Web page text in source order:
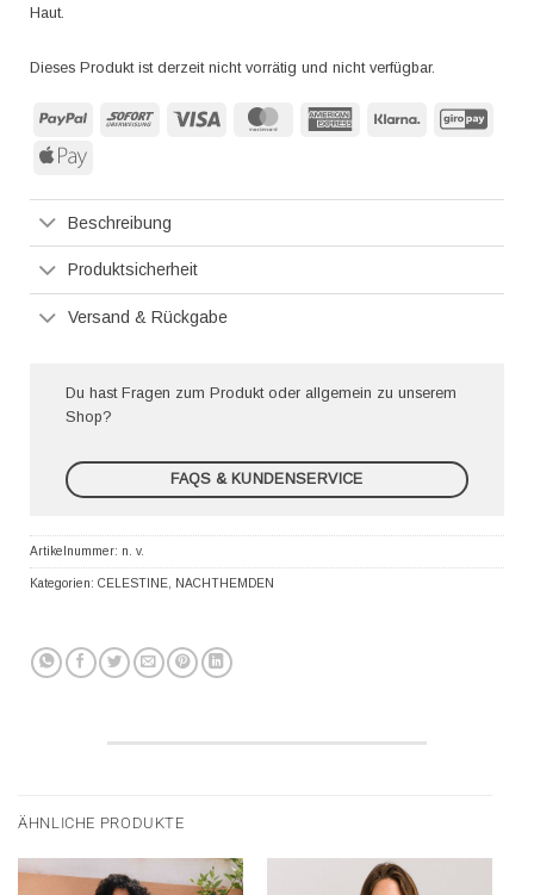
Haut.
Dieses Produkt ist derzeit nicht vorrätig und nicht verfügbar.
PayPal Sofort MasterCard American
Klarna
Apple
Beschreibung
Produktsicherheit
Versand & Rückgabe
Du hast Fragen zum Produkt oder allgemein zu unserem
Shop?
FAQS & KUNDENSERVICE
Artikelnummer: n. v.
Kategorien: CELESTINE NACHTHEMDEN
ÄHNLICHE PRODUKTE